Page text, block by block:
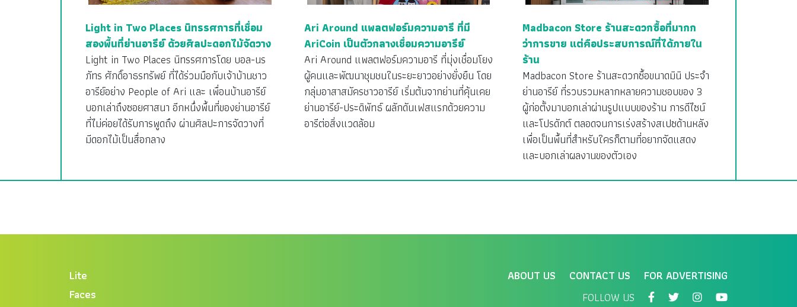
Light in Two Places นิทรรศการที่เชื่อม
สองพื้นที่ย่านอารีย์ ด้วยศิลปะดอกไม้จัดวาง
Light in Two Places นิทรรศการโดย บอล-นร
ภัทร ศักดิ์อาธรทรัพย์ ที่ได้ร่วมมือกับเจ้าบ้านชาว
อารีย์อย่าง People of Ari และ เพื่อนบ้านอารีย์
บอกเล่าถึงซอยศาสนา อีกหนึ่งพื้นที่ของย่านอารีย์
ที่ไม่ค่อยได้รับการพูดถึง ผ่านศิลปะการจัดวางที่
มีดอกไม้เป็นสื่อกลาง
Ari Around แพลตฟอร์มความอารี ที่มี
AriCoin เป็นตัวกลางเชื่อมความอารีย์
Ari Around แพลตฟอร์มความอารี ที่มุ่งเชื่อมโยง
ผู้คนและพัฒนาชุมชนในระยะยาวอย่างยั่งยืน โดย
กลุ่มอาสาสมัครชาวอารีย์ เริ่มต้นจากย่านที่คุ้นเคย
ย่านอารีย์-ประดิพัทธ์ ผลักดันเฟสแรกด้วยความ
อารีต่อสิ่งแวดล้อม
Madbacon Store ร้านสะดวกซื้อที่มากก
ว่าการขาย แต่คือประสบการณ์ที่ได้ภายใน
ร้าน
Madbacon Store ร้านสะดวกซื้อขนาดมินิ ประจำ
ย่านอารีย์ ที่รวบรวมหลากหลายความชอบของ 3
ผู้ก่อตั้งมาบอกเล่าผ่านรูปแบบของร้าน การดีไซน์
และโปรดักต์ ตลอดจนการเร่งสร้างสเปซด้านหลัง
เพื่อเป็นพื้นที่สำหรับใครก็ตามที่อยากจัดแสดง
และบอกเล่าผลงานของตัวเอง
Lite
Faces
ABOUT US CONTACT US
FOR ADVERTISING
FOLLOW US